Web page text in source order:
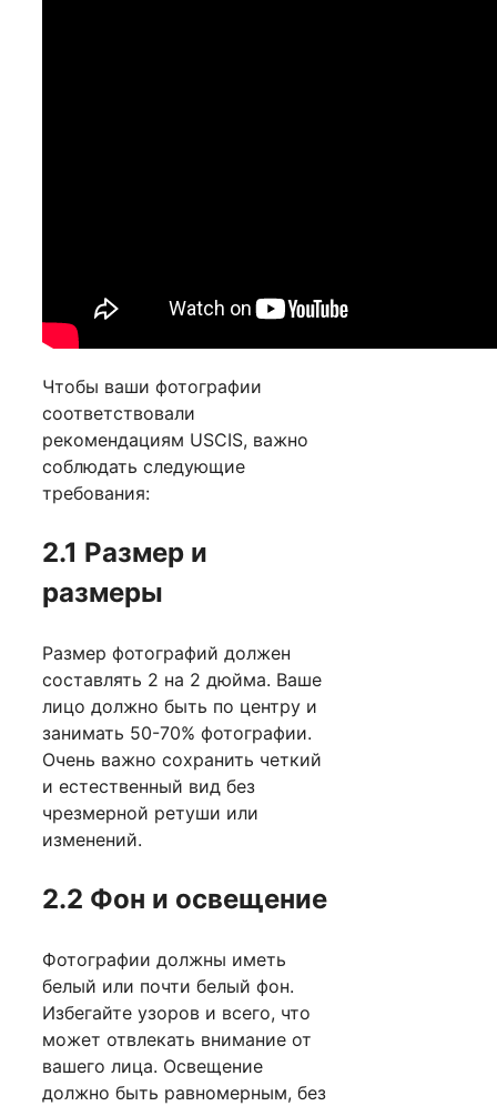
Чтобы ваши фотографии
соответствовали
рекомендациям USCIS, важно
соблюдать следующие
требования:
2.1 Размер и
размеры
Размер фотографий должен
составлять 2 на 2 дюйма. Ваше
лицо должно быть по центру и
занимать 50-70% фотографии.
Очень важно сохранить четкий
и естественный вид без
чрезмерной ретуши или
изменений.
2.2 Фон и освещение
Фотографии должны иметь
белый или почти белый фон.
Избегайте узоров и всего, что
может отвлекать внимание от
вашего лица. Освещение
должно быть равномерным, без